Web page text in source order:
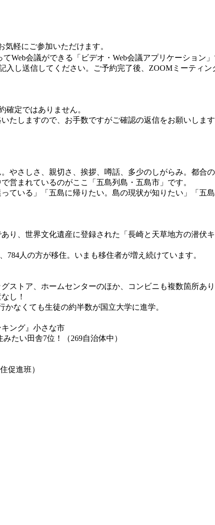
軽にご参加いただけます。
Web会議ができる「ビデオ・Web会議アプリケーション
し送信してください。ご予約完了後、ZOOMミーティ
確定ではありません。
たしますので、お手数ですがご確認の返信をお願いしま
やさしさ、親切さ、挨拶、噂話、多少のしがらみ。都合
営まれているのがここ「五島列島・五島市」です。
ている」「五島に帰りたい。島の現状が知りたい」「五
り、世界文化遺産に登録された「長崎と天草地方の潜伏
784人の方が移住。いまも移住者が増え続けています。
ストア、ホームセンターのほか、コンビニも複数箇所あ
し！
なくても⽣徒の約半数が国立大学に進学。
ング』小さな市
たい田舎7位！（269自治体中）
促進班）